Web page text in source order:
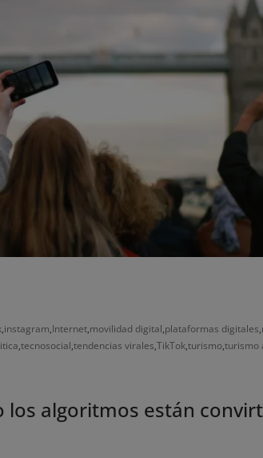
,instagram,Internet,movilidad digital,plataformas digitales,
,tecnosocial,tendencias virales,TikTok,turismo,turismo
los algoritmos están